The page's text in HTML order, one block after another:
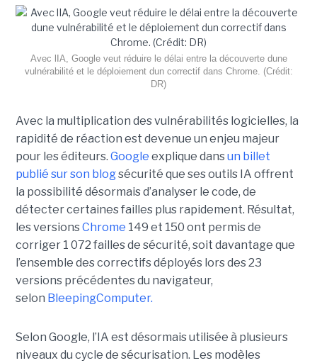
Avec lIA, Google veut réduire le délai entre la découverte dune
vulnérabilité et le déploiement dun correctif dans Chrome. (Crédit:
DR)
Avec la multiplication des vulnérabilités logicielles, la
rapidité de réaction est devenue un enjeu majeur
pour les éditeurs. Google explique dansun billet
publié sur son blogsécurité que ses outils IA offrent
la possibilité désormais d’analyser le code, de
détecter certaines failles plus rapidement. Résultat,
les versionsChrome 149 et 150 ont permis de
corriger 1 072 failles de sécurité, soit davantage que
l’ensemble des correctifs déployés lors des 23
versions précédentes du navigateur,
selon BleepingComputer.
Selon Google, l’IA est désormais utilisée à plusieurs
niveaux du cycle de sécurisation. Les modèles